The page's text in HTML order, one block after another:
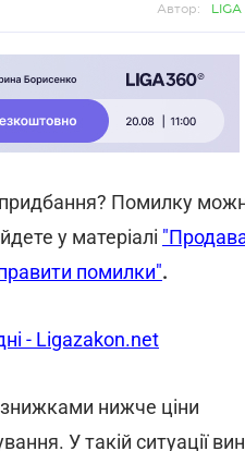
Автор:
Помилку
у матеріалі
помилки".
- Ligazakon.net
знижками нижче ціни
У такій ситуації